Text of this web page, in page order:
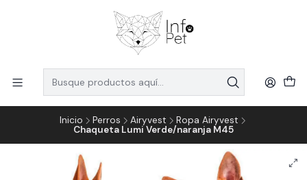
Inicio Perros Airyvest
Ropa Airyvest
Chaqueta Lumi Verde/naranja M45